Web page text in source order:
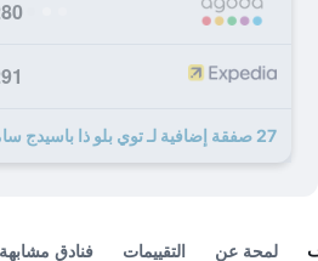
لمحة عن التقييمات فنادق مشابهة